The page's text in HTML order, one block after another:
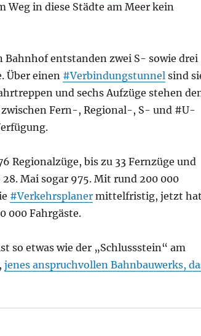
in diese Städte am Meer kein
entstanden zwei S- sowie drei
Über einen #Verbindungstunnelsind
und sechs Aufzüge stehen
Fern-, Regional-, S- und #U-
Regionalzüge, bis zu 33 Fernzüge und
Mai sogar 975. Mit rund 200 000
#Verkehrsplanermittelfristig, jetzt hat
000 Fahrgäste.
so etwas wie der „Schlussstein“ am
jenes anspruchvollen Bahnbauwerks,